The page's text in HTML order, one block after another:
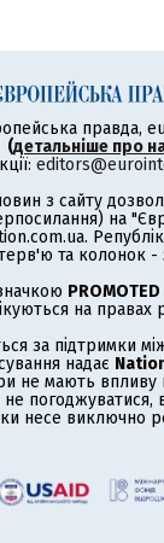
правда,
(детальніше про
з сайту
на
та колонок -
PROMOTED
на правах
за підтримки
надає
не мають впливу
погоджуватися,
несе виключно